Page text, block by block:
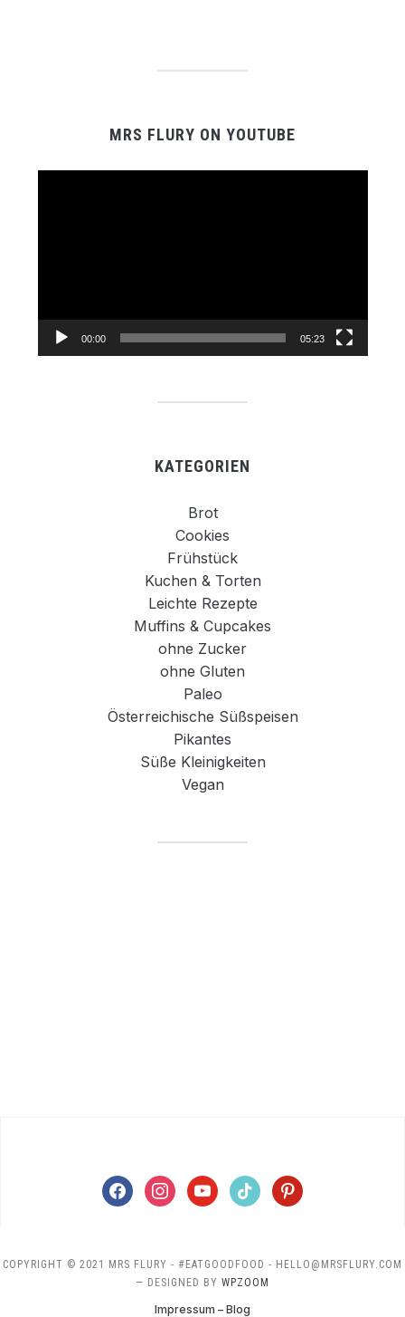
MRS FLURY ON YOUTUBE
00:00 05:23
KATEGORIEN
Brot
Cookies
Frühstück
Kuchen & Torten
Leichte Rezepte
Muffins & Cupcakes
ohne Zucker
ohne Gluten
Paleo
Österreichische Süßspeisen
Pikantes
Süße Kleinigkeiten
Vegan
facebookinstagramyoutubetiktok pinterest
COPYRIGHT © 2021 MRS FLURY - #EATGOODFOOD - HELLO@MRSFLURY.COM
— DESIGNED BY WPZOOM
Impressum – Blog